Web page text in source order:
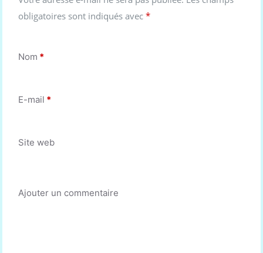
obligatoires sont indiqués avec *
Nom *
E-mail *
Site web
Ajouter un commentaire